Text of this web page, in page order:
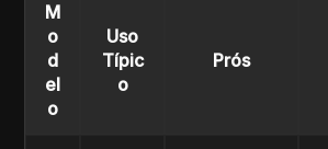
M
o
d
el
o
Uso
Típic
o
Prós